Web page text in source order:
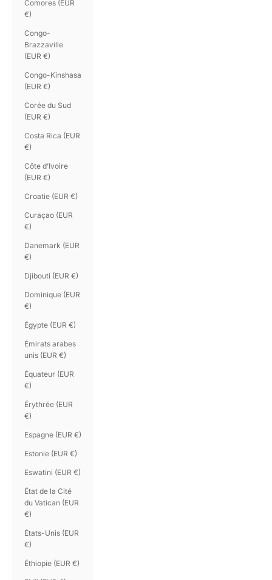
Comores (EUR
€)
Congo-
Brazzaville
(EUR €)
Congo-Kinshasa
(EUR €)
Corée du Sud
(EUR €)
Costa Rica (EUR
€)
Côte d’Ivoire
(EUR €)
Croatie (EUR €)
Curaçao (EUR
€)
Danemark (EUR
€)
Djibouti (EUR €)
Dominique (EUR
€)
Égypte (EUR €)
Émirats arabes
unis (EUR €)
Équateur (EUR
€)
Érythrée (EUR
€)
Espagne (EUR €)
Estonie (EUR €)
Eswatini (EUR €)
État de la Cité
du Vatican (EUR
€)
États-Unis (EUR
€)
Éthiopie (EUR €)